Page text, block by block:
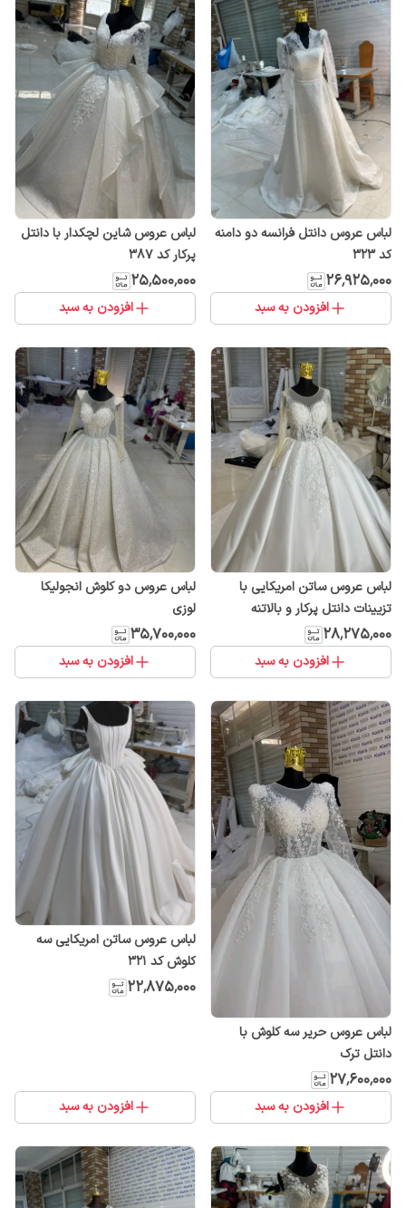
لباس عروس دانتل فرانسه دو دامنه
کد ۳۲۳
۲۶٬۹۲۵٬۰۰۰
افزودن به سبد
لباس عروس شاین لچکدار با دانتل
پرکار کد ۳۸۷
۲۵٬۵۰۰٬۰۰۰
افزودن به سبد
لباس عروس ساتن امریکایی با
تزیینات دانتل پرکار و بالاتنه
۲۸٬۲۷۵٬۰۰۰
افزودن به سبد
لباس عروس دو کلوش انجولیکا
لوزی
۳۵٬۷۰۰٬۰۰۰
افزودن به سبد
لباس عروس حریر سه کلوش با
دانتل ترک
۲۷٬۶۰۰٬۰۰۰
افزودن به سبد
لباس عروس ساتن امریکایی سه
کلوش کد ۳۲۱
۲۲٬۸۷۵٬۰۰۰
افزودن به سبد